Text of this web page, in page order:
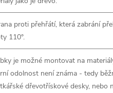
proti přehřátí, která zabrání
110°.
je možné montovat na
odolnost není známa - tedy
dřevotřískové desky, nebo